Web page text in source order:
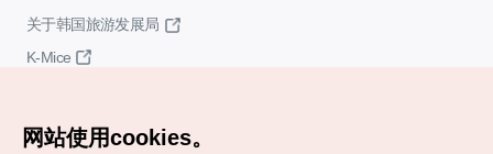
关于韩国旅游发展局
K-Mice
网站使用cookies。